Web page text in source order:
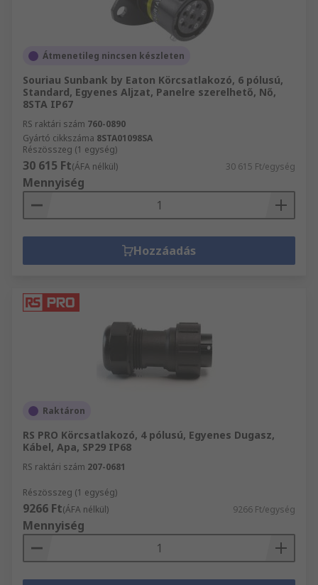
Átmenetileg nincsen készleten
Souriau Sunbank by Eaton Körcsatlakozó, 6 pólusú,
Standard, Egyenes Aljzat, Panelre szerelhető, Nő,
8STA IP67
RS raktári szám 760-0890
Gyártó cikkszáma 8STA01098SA
Részösszeg (1 egység)
30 615 Ft(ÁFA nélkül) 30 615 Ft/egység
Mennyiség
Hozzáadás
Raktáron
RS PRO Körcsatlakozó, 4 pólusú, Egyenes Dugasz,
Kábel, Apa, SP29 IP68
RS raktári szám 207-0681
Részösszeg (1 egység)
9266 Ft(ÁFA nélkül) 9266 Ft/egység
Mennyiség